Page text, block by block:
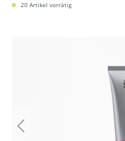
20 Artikel vorrätig